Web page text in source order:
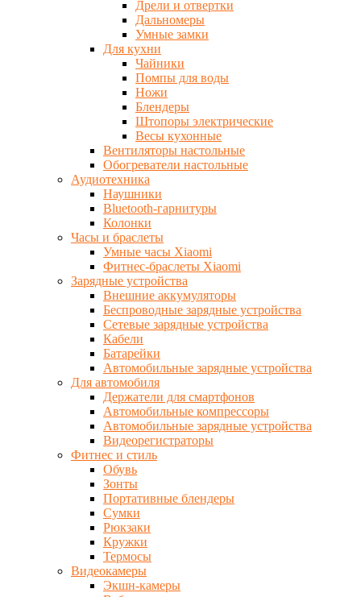
Дрели и отвертки
Дальномеры
Умные замки
Для кухни
Чайники
Помпы для воды
Ножи
Блендеры
Штопоры электрические
Весы кухонные
Вентиляторы настольные
Обогреватели настольные
Аудиотехника
Наушники
Bluetooth-гарнитуры
Колонки
Часы и браслеты
Умные часы Xiaomi
Фитнес-браслеты Xiaomi
Зарядные устройства
Внешние аккумуляторы
Беспроводные зарядные устройства
Сетевые зарядные устройства
Кабели
Батарейки
Автомобильные зарядные устройства
Для автомобиля
Держатели для смартфонов
Автомобильные компрессоры
Автомобильные зарядные устройства
Видеорегистраторы
Фитнес и стиль
Обувь
Зонты
Портативные блендеры
Сумки
Рюкзаки
Кружки
Термосы
Видеокамеры
Экшн-камеры